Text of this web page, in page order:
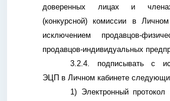
доверенных лицах и
(конкурсной) комиссии в
исключением продавцов-
продавцов-индивидуальных
3.2.4. подписывать с
ЭЦП в Личном кабинете
1) Электронный протокол